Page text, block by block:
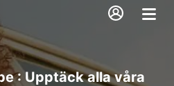
: Upptäck alla våra